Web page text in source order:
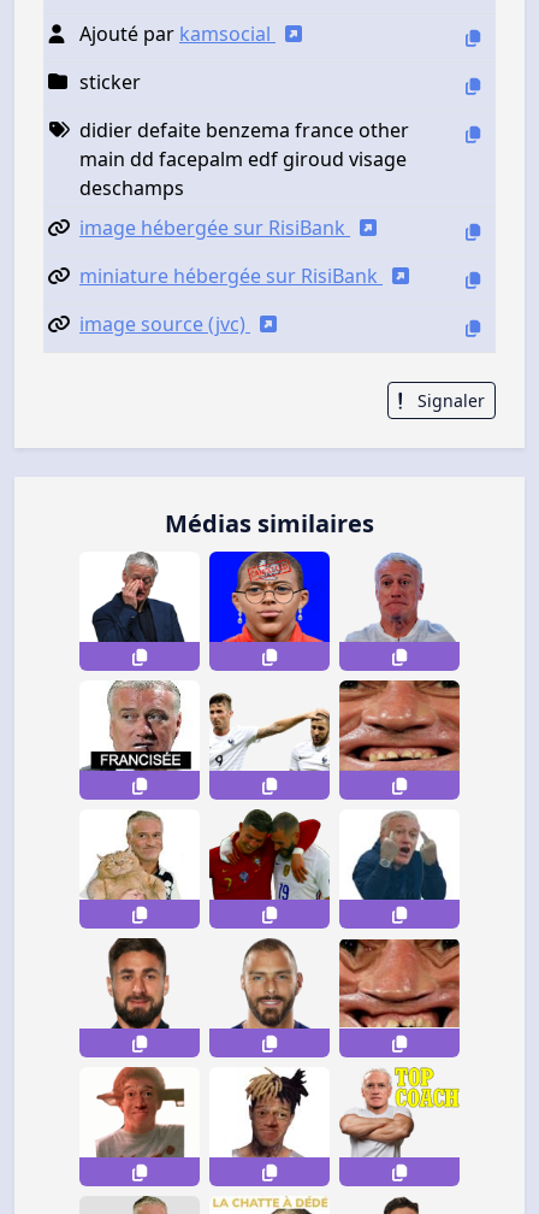
Ajouté par kamsocial
sticker
didier defaite benzema france other
main dd facepalm edf giroud visage
deschamps
image hébergée sur RisiBank
miniature hébergée sur RisiBank
image source (jvc)
Signaler
Médias similaires